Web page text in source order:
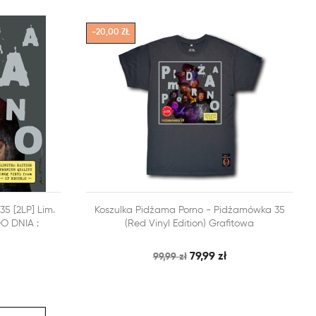
PODGLĄD
[2LP] Lim.
DNIA :
DODAJ DO KOSZYKA SZYBKI PODGLĄD
Koszulka Pidżama Porno - Pidżamówka 35
(Red Vinyl Edition) Grafitowa
99,99 zł 79,99 zł
-20,00 ZŁ